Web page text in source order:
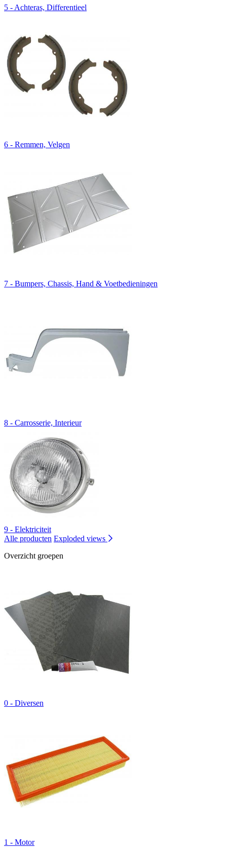
5 - Achteras, Differentieel
6 - Remmen, Velgen
7 - Bumpers, Chassis, Hand & Voetbedieningen
8 - Carrosserie, Interieur
9 - Elektriciteit
Alle producten Exploded views
Overzicht groepen
0 - Diversen
1 - Motor